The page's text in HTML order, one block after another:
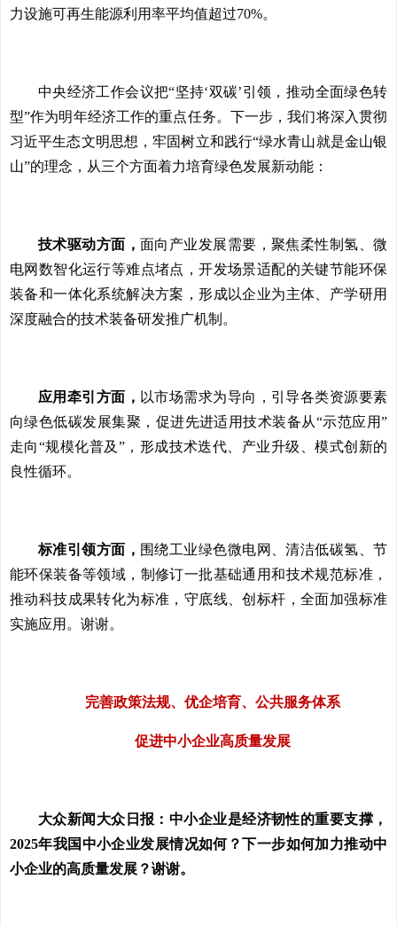
力设施可再生能源利用率平均值超过70%。
中央经济工作会议把“坚持‘双碳’引领，推动全面绿色转
型”作为明年经济工作的重点任务。下一步，我们将深入贯彻
习近平生态文明思想，牢固树立和践行“绿水青山就是金山银
山”的理念，从三个方面着力培育绿色发展新动能：
技术驱动方面，面向产业发展需要，聚焦柔性制氢、微
电网数智化运行等难点堵点，开发场景适配的关键节能环保
装备和一体化系统解决方案，形成以企业为主体、产学研用
深度融合的技术装备研发推广机制。
应用牵引方面， 以市场需求为导向，引导各类资源要素
向绿色低碳发展集聚，促进先进适用技术装备从“示范应用”
走向“规模化普及”，形成技术迭代、产业升级、模式创新的
良性循环。
标准引领方面， 围绕工业绿色微电网、清洁低碳氢、节
能环保装备等领域，制修订一批基础通用和技术规范标准，
推动科技成果转化为标准，守底线、创标杆，全面加强标准
实施应用。谢谢。
完善政策法规、优企培育、公共服务体系
促进中小企业高质量发展
大众新闻大众日报：中小企业是经济韧性的重要支撑，
2025年我国中小企业发展情况如何？下一步如何加力推动中
小企业的高质量发展？谢谢。